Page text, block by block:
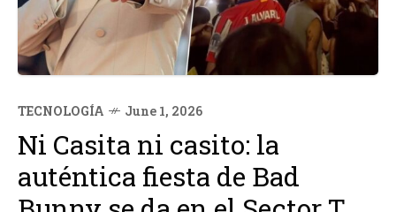
TECNOLOGÍA June 1, 2026
Ni Casita ni casito: la
auténtica fiesta de Bad